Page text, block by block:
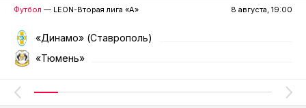
Футбол — LEON-Вторая лига «А» 8 августа, 19:00
«Динамо» (Ставрополь)
«Тюмень»